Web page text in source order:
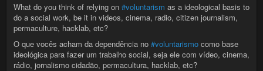
What do you think of relying on #voluntarism as a ideological basis to
do a social work, be it in videos, cinema, radio, citizen journalism,
permaculture, hacklab, etc?
O que vocês acham da dependência no #voluntarismo como base
ideológica para fazer um trabalho social, seja ele com vídeo, cinema,
rádio, jornalismo cidadão, permacultura, hacklab, etc?